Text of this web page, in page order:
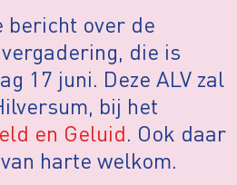
bericht over de
die is
17 juni. Deze ALV zal
bij het
en Geluid. Ook daar
harte welkom.